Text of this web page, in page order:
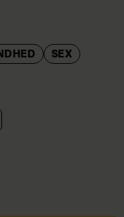
Institute
på
SEX